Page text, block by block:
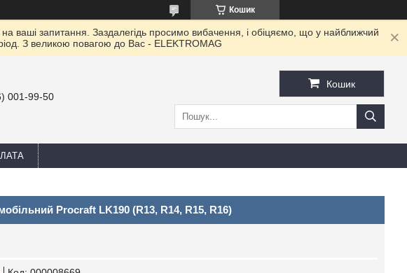
Кошик
ваші запитання. Заздалегідь просимо вибачення, і обіцяємо, що у найближчий
З великою повагою до Ваc - ELEKTROMAG
001-99-50
Кошик
Procraft LK190 (R13, R14, R15, R16)